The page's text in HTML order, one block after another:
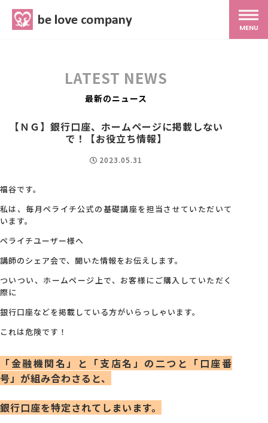
MENU
スタッフ紹介
アクセス
採用情報
お問い合わせ
LATEST NEWS
最新のニュース
【ＮＧ】銀行口座、ホームページに掲載しない
で！【お役立ち情報】
2023.05.31
福谷です。
私は、毎月ペライチ公式の基礎講座を担当させていただいて
います。
ペライチユーザー様へ
講師のシェア会で、聞いた情報をお伝えします。
ついつい、ホームページ上で、お客様にご購入していただく
際に
銀行口座などを掲載している方がいらっしゃいます。
これは危険です！
「金融機関名」と「支店名」の二つと「口座番
号」が組み合わさると、
銀行口座を特定されてしまいます。